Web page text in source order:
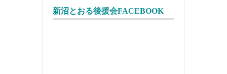
新沼とおる後援会FACEBOOK